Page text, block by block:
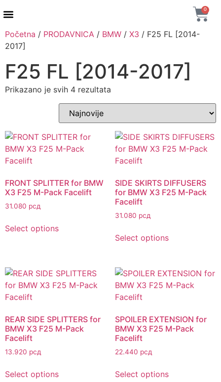
0
Početna / PRODAVNICA / BMW / X3 / F25 FL [2014-
2017]
F25 FL [2014-2017]
Prikazano je svih 4 rezultata
FRONT SPLITTER for BMW
X3 F25 M-Pack Facelift
31.080 рсд
Select options
SIDE SKIRTS DIFFUSERS
for BMW X3 F25 M-Pack
Facelift
31.080 рсд
Select options
REAR SIDE SPLITTERS for
BMW X3 F25 M-Pack
Facelift
13.920 рсд
Select options
SPOILER EXTENSION for
BMW X3 F25 M-Pack
Facelift
22.440 рсд
Select options